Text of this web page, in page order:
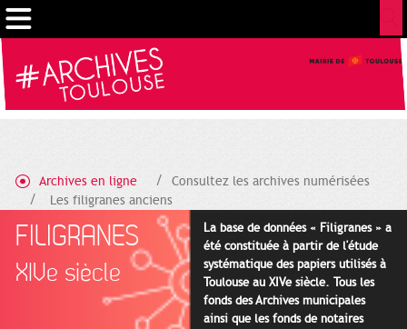
Archives en ligne
Consultez les archives numérisées
Les filigranes anciens
FILIGRANES
XIVe siècle
La base de données « Filigranes » a
été constituée à partir de l'étude
systématique des papiers utilisés à
Toulouse au XIVe siècle. Tous les
fonds des Archives municipales
ainsi que les fonds de notaires
Gestion de vos préférences sur les cookies